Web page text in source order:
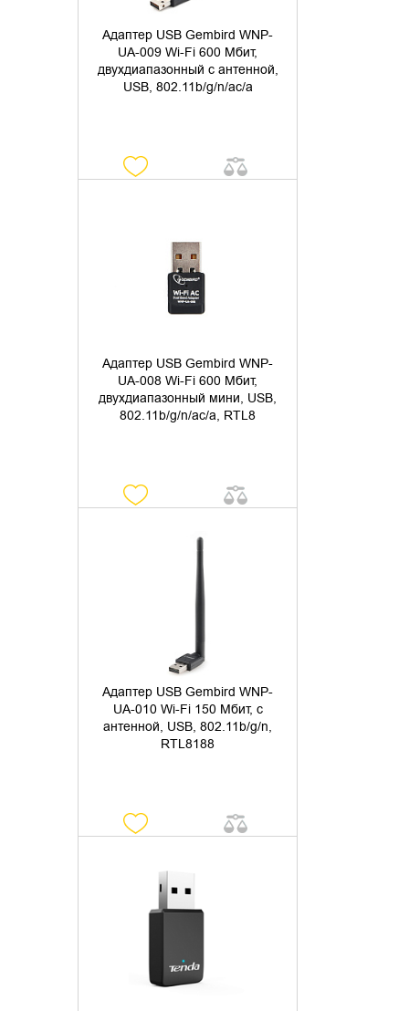
Адаптер USB Gembird WNP-
UA-009 Wi-Fi 600 Мбит,
двухдиапазонный с антенной,
USB, 802.11b/g/n/ac/а
Адаптер USB Gembird WNP-
UA-008 Wi-Fi 600 Мбит,
двухдиапазонный мини, USB,
802.11b/g/n/ac/а, RTL8
Адаптер USB Gembird WNP-
UA-010 Wi-Fi 150 Мбит, с
антенной, USB, 802.11b/g/n,
RTL8188
УТОЧНИТЬ НАЛИЧИЕ